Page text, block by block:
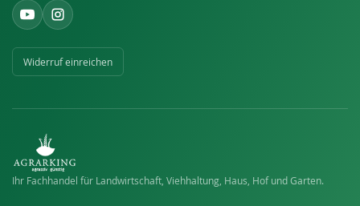
Widerruf einreichen
Ihr Fachhandel für Landwirtschaft, Viehhaltung, Haus, Hof und Garten.